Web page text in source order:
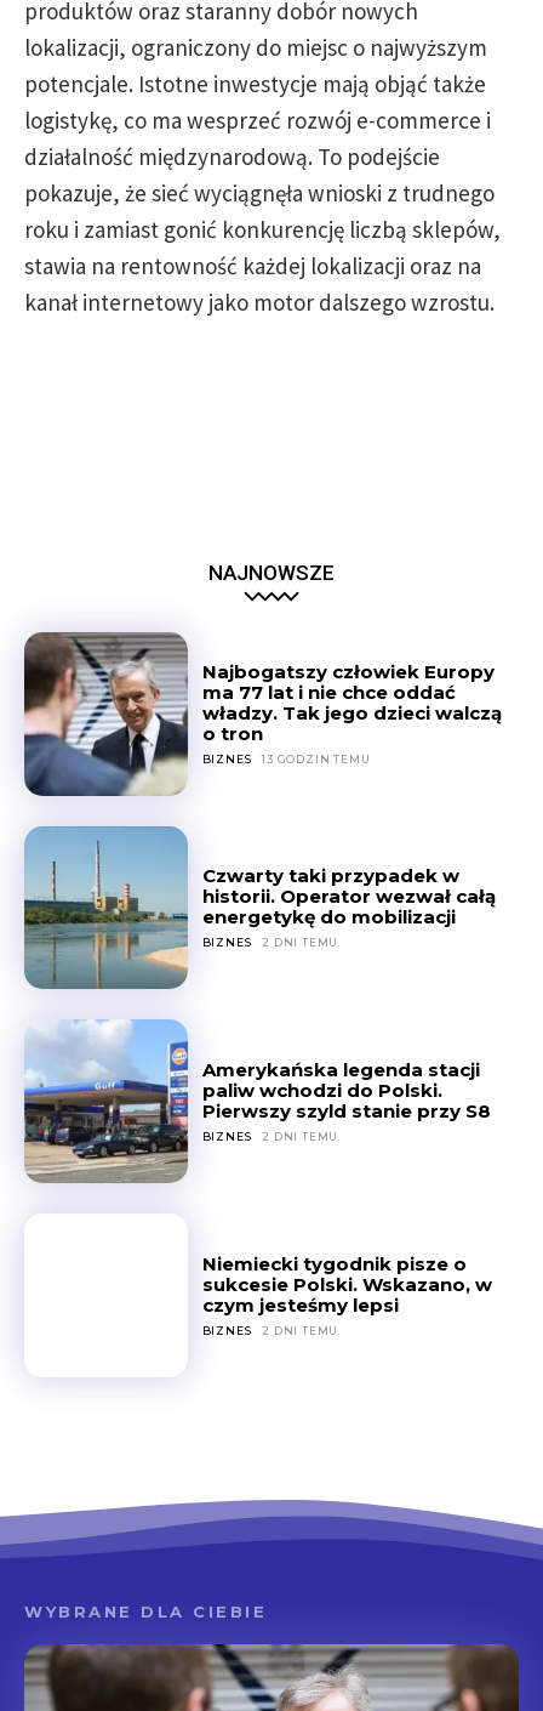
produktów oraz staranny dobór nowych
lokalizacji, ograniczony do miejsc o najwyższym
potencjale. Istotne inwestycje mają objąć także
logistykę, co ma wesprzeć rozwój e-commerce i
działalność międzynarodową. To podejście
pokazuje, że sieć wyciągnęła wnioski z trudnego
roku i zamiast gonić konkurencję liczbą sklepów,
stawia na rentowność każdej lokalizacji oraz na
kanał internetowy jako motor dalszego wzrostu.
NAJNOWSZE
Najbogatszy człowiek Europy
ma 77 lat i nie chce oddać
władzy. Tak jego dzieci walczą
o tron
BIZNES 13 GODZIN TEMU
Czwarty taki przypadek w
historii. Operator wezwał całą
energetykę do mobilizacji
BIZNES 2 DNI TEMU
Amerykańska legenda stacji
paliw wchodzi do Polski.
Pierwszy szyld stanie przy S8
BIZNES 2 DNI TEMU
Niemiecki tygodnik pisze o
sukcesie Polski. Wskazano, w
czym jesteśmy lepsi
BIZNES 2 DNI TEMU
WYBRANE DLA CIEBIE